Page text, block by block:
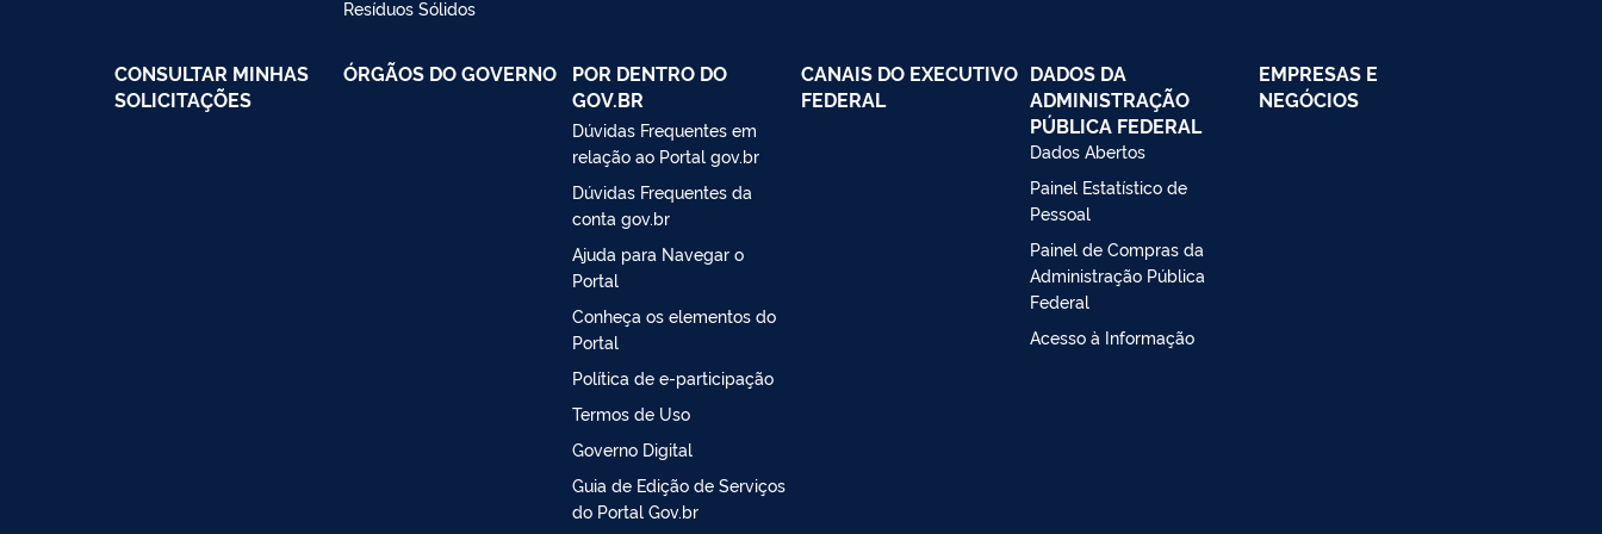
Resíduos Sólidos
CONSULTAR MINHAS
SOLICITAÇÕES
ÓRGÃOS DO GOVERNO
POR DENTRO DO
GOV.BR
Dúvidas Frequentes em
relação ao Portal gov.br
Dúvidas Frequentes da
conta gov.br
Ajuda para Navegar o
Portal
Conheça os elementos do
Portal
Política de e-participação
Termos de Uso
Governo Digital
Guia de Edição de Serviços
do Portal Gov.br
CANAIS DO EXECUTIVO
FEDERAL
DADOS DA
ADMINISTRAÇÃO
PÚBLICA FEDERAL
Dados Abertos
Painel Estatístico de
Pessoal
Painel de Compras da
Administração Pública
Federal
Acesso à Informação
EMPRESAS E
NEGÓCIOS